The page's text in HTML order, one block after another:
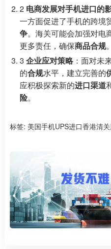
2 电商发展对手机进口的
一方面促进了手机的跨境
争。海关可能会加强对电
更多责任，确保商品合规。
3 企业应对策略：面对未
的合规水平，建立完善的
应积极探索新的进口渠道
险。
标签: 美国手机UPS进口香港清